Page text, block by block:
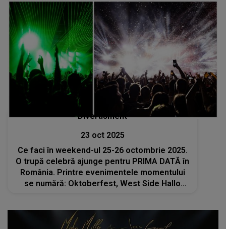
Divertisment
23 oct 2025
Ce faci în weekend-ul 25-26 octombrie 2025.
O trupă celebră ajunge pentru PRIMA DATĂ în
România. Printre evenimentele momentului
se numără: Oktoberfest, West Side Hallo